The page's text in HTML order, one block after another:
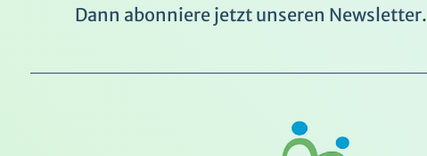
Dann abonniere jetzt unseren Newsletter.